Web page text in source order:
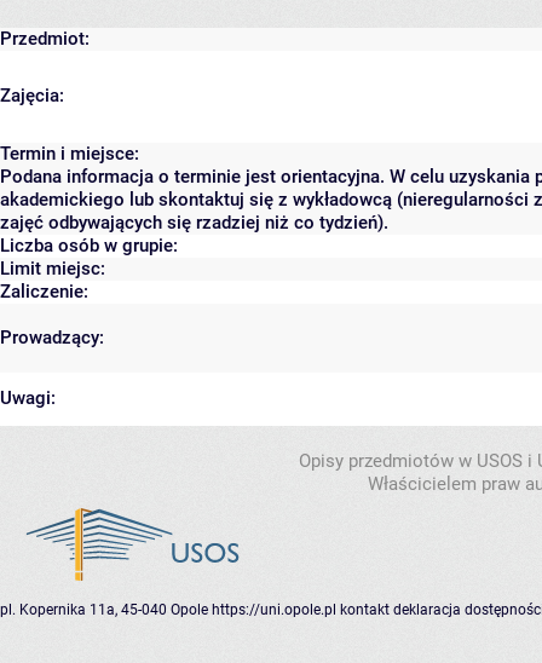
Przedmiot:
Zajęcia:
Termin i miejsce:
Podana informacja o terminie jest orientacyjna. W celu
akademickiego lub skontaktuj się z wykładowcą (nieregularności
zajęć odbywających się rzadziej niż co tydzień).
Liczba osób w grupie:
Limit miejsc:
Zaliczenie:
Prowadzący:
Uwagi:
Opisy przedmiotów w USOS
Właścicielem praw
pl. Kopernika 11a, 45-040 Opole https://uni.opole.pl kontakt deklaracja